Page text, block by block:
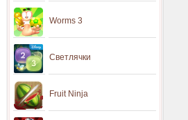
Worms 3
Светлячки
Fruit Ninja